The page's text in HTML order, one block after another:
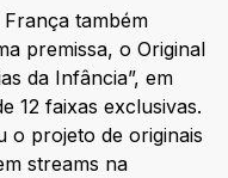
também
premissa, o Original
da Infância”, em
12 faixas exclusivas.
o projeto de originais
streams na